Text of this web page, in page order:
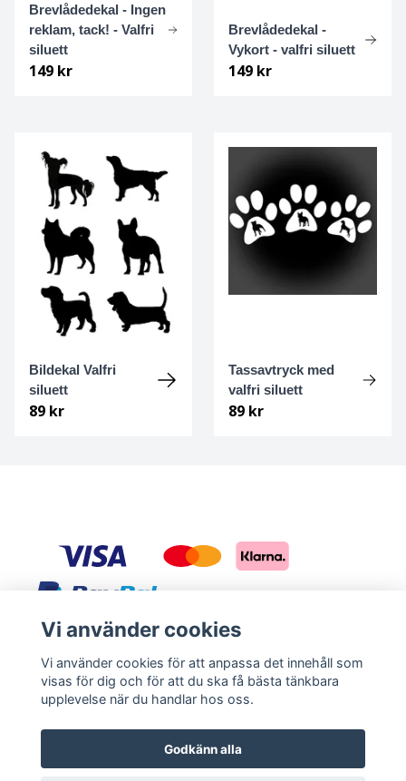
Brevlådedekal - Ingen
reklam, tack! - Valfri
siluett
149 kr
Brevlådedekal -
Vykort - valfri siluett
149 kr
Bildekal Valfri
siluett
89 kr
Tassavtryck med
valfri siluett
89 kr
Facebook Instagram
Vi använder cookies
Vi använder cookies för att anpassa det innehåll som
visas för dig och för att du ska få bästa tänkbara
upplevelse när du handlar hos oss.
Godkänn alla
Kleiner Münsterländer
Komondor
Lagotto
Landseer
Lapsk vallhund
Leonberger
Luzernerstövare / Schweizisk stövare
Löwchen
Malinois
Mexican hairless
Mops
Mudi